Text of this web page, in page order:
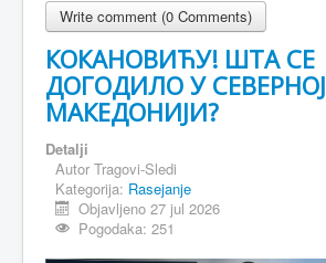
Write comment (0 Comments)
КОКАНОВИЋУ! ШТА СЕ
ДОГОДИЛО У СЕВЕРНОЈ
МАКЕДОНИЈИ?
Detalji
Autor Tragovi-Sledi
Kategorija: Rasejanje
Objavljeno 27 jul 2026
Pogodaka: 251